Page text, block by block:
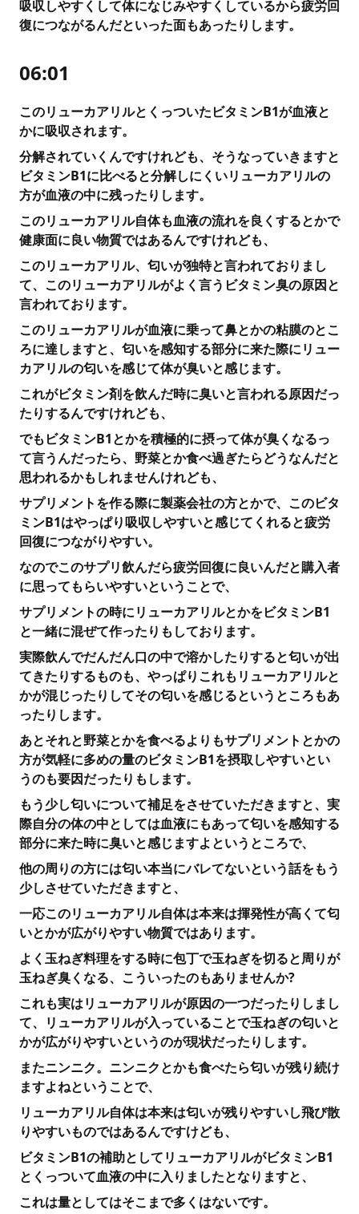
吸収しやすくして体になじみやすくしているから疲労回
復につながるんだといった面もあったりします。
06:01
このリューカアリルとくっついたビタミンB1が血液と
かに吸収されます。
分解されていくんですけれども、そうなっていきますと
ビタミンB1に比べると分解しにくいリューカアリルの
方が血液の中に残ったりします。
このリューカアリル自体も血液の流れを良くするとかで
健康面に良い物質ではあるんですけれども、
このリューカアリル、匂いが独特と言われておりまし
て、このリューカアリルがよく言うビタミン臭の原因と
言われております。
このリューカアリルが血液に乗って鼻とかの粘膜のとこ
ろに達しますと、匂いを感知する部分に来た際にリュー
カアリルの匂いを感じて体が臭いと感じます。
これがビタミン剤を飲んだ時に臭いと言われる原因だっ
たりするんですけれども、
でもビタミンB1とかを積極的に摂って体が臭くなるっ
て言うんだったら、野菜とか食べ過ぎたらどうなんだと
思われるかもしれませんけれども、
サプリメントを作る際に製薬会社の方とかで、このビタ
ミンB1はやっぱり吸収しやすいと感じてくれると疲労
回復につながりやすい。
なのでこのサプリ飲んだら疲労回復に良いんだと購入者
に思ってもらいやすいということで、
サプリメントの時にリューカアリルとかをビタミンB1
と一緒に混ぜて作ったりもしております。
実際飲んでだんだん口の中で溶かしたりすると匂いが出
てきたりするものも、やっぱりこれもリューカアリルと
かが混じったりしてその匂いを感じるというところもあ
ったりします。
あとそれと野菜とかを食べるよりもサプリメントとかの
方が気軽に多めの量のビタミンB1を摂取しやすいとい
うのも要因だったりもします。
もう少し匂いについて補足をさせていただきますと、実
際自分の体の中としては血液にもあって匂いを感知する
部分に来た時に臭いと感じますよというところで、
他の周りの方には匂い本当にバレてないという話をもう
少しさせていただきますと、
一応このリューカアリル自体は本来は揮発性が高くて匂
いとかが広がりやすい物質ではあります。
よく玉ねぎ料理をする時に包丁で玉ねぎを切ると周りが
玉ねぎ臭くなる、こういったのもありませんか?
これも実はリューカアリルが原因の一つだったりしまし
て、リューカアリルが入っていることで玉ねぎの匂いと
かが広がりやすいというのが現状だったりします。
またニンニク。ニンニクとかも食べたら匂いが残り続け
ますよねということで、
リューカアリル自体は本来は匂いが残りやすいし飛び散
りやすいものではあるんですけども、
ビタミンB1の補助としてリューカアリルがビタミンB1
とくっついて血液の中に入りましたとなりますと、
これは量としてはそこまで多くはないです。